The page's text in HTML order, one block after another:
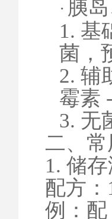
· 胰
1. 基
菌，
2. 辅
霉素
3. 无
二、
1. 储
配方：
例：配